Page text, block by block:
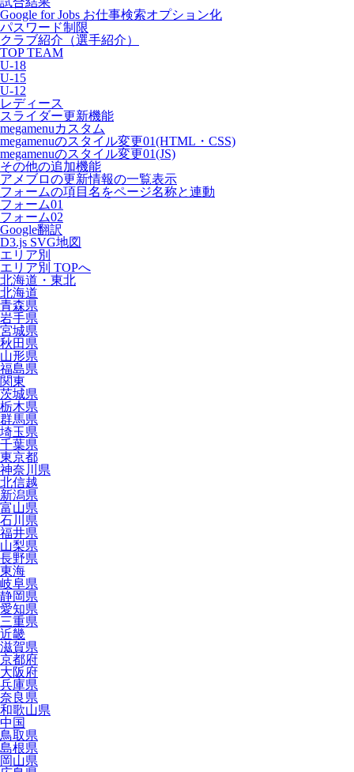
Google for Jobs お仕事検索オプション化
パスワード制限
クラブ紹介（選手紹介）
TOP TEAM
U-18
U-15
U-12
レディース
スライダー更新機能
megamenuカスタム
megamenuのスタイル変更01(HTML・CSS)
megamenuのスタイル変更01(JS)
その他の追加機能
アメブロの更新情報の一覧表示
フォームの項目名をページ名称と連動
フォーム01
フォーム02
Google翻訳
D3.js SVG地図
エリア別
エリア別 TOPへ
北海道・東北
北海道
青森県
岩手県
宮城県
秋田県
山形県
福島県
関東
茨城県
栃木県
群馬県
埼玉県
千葉県
東京都
神奈川県
北信越
新潟県
富山県
石川県
福井県
山梨県
長野県
東海
岐阜県
静岡県
愛知県
三重県
近畿
滋賀県
京都府
大阪府
兵庫県
奈良県
和歌山県
中国
鳥取県
島根県
岡山県